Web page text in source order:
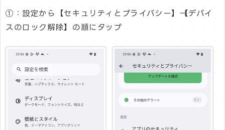
①：設定から【セキュリティとプライバシー】→【デバイ
スのロック解除】の順にタップ